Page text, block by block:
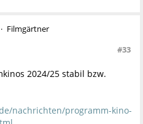
Filmgärtner
#33
2024/25 stabil bzw.
nachrichten/programm-kino-